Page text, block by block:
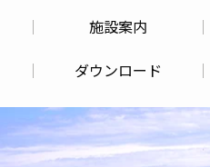
施設案内
ダウンロード